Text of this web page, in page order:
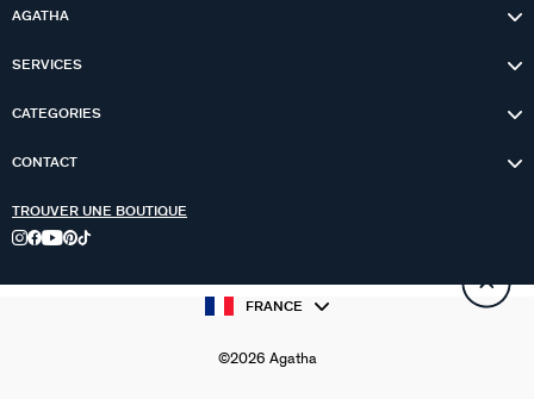
AGATHA
SERVICES
CATEGORIES
CONTACT
TROUVER UNE BOUTIQUE
FRANCE
©2026 Agatha